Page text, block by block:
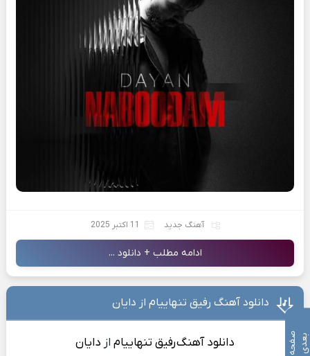
آهنگ جدید 11 اکتبر 2025
ادامه مطلب + دانلود ...
دانلود آهنگ رفیق تنهاییام از دایان
دانلود آهنگرفیق تنهاییام از دایان ص
ف
ح
ه ب ع
د ی